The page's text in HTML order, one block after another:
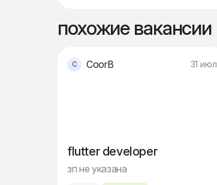
похожие вакансии
CoorB 31 июл
flutter developer
зп не указана